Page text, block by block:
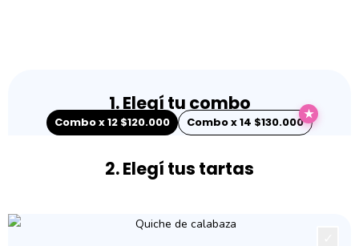
1. Elegí tu combo
Combo x 12 $120.000 Combo x 14 $130.000
★
2. Elegí tus tartas